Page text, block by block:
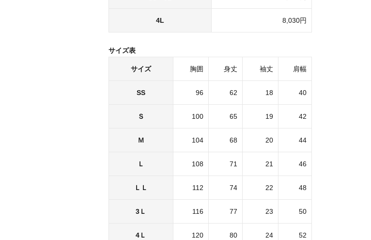
4L 8,030円
サイズ表
サイズ 胸囲 身丈 袖丈 肩幅
SS 96 62 18 40
Ｓ 100 65 19 42
Ｍ 104 68 20 44
Ｌ 108 71 21 46
ＬＬ 112 74 22 48
3Ｌ 116 77 23 50
4Ｌ 120 80 24 52